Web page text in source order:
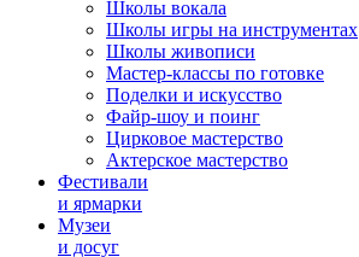
Школы вокала
Школы игры на инструментах
Школы живописи
Мастер-классы по готовке
Поделки и искусство
Файр-шоу и поинг
Цирковое мастерство
Актерское мастерство
Фестивали
и ярмарки
Музеи
и досуг